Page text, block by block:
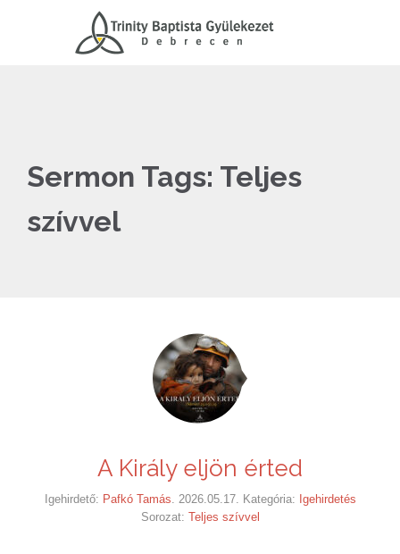
Sermon Tags: Teljes
szívvel
A Király eljön érted
Igehirdető: Pafkó Tamás. 2026.05.17. Kategória: Igehirdetés
Sorozat: Teljes szívvel